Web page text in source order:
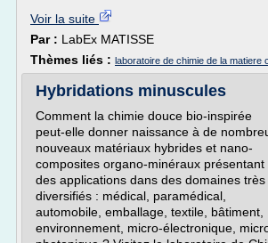
Voir la suite
Par : LabEx MATISSE
Thèmes liés : laboratoire de chimie de la matiere
Hybridations minuscules
Comment la chimie douce bio-inspirée
peut-elle donner naissance à de
nouveaux matériaux hybrides et nano-
composites organo-minéraux présentant
des applications dans des domaines très
diversifiés : médical, paramédical,
automobile, emballage, textile, bâtiment,
environnement, micro-électronique,